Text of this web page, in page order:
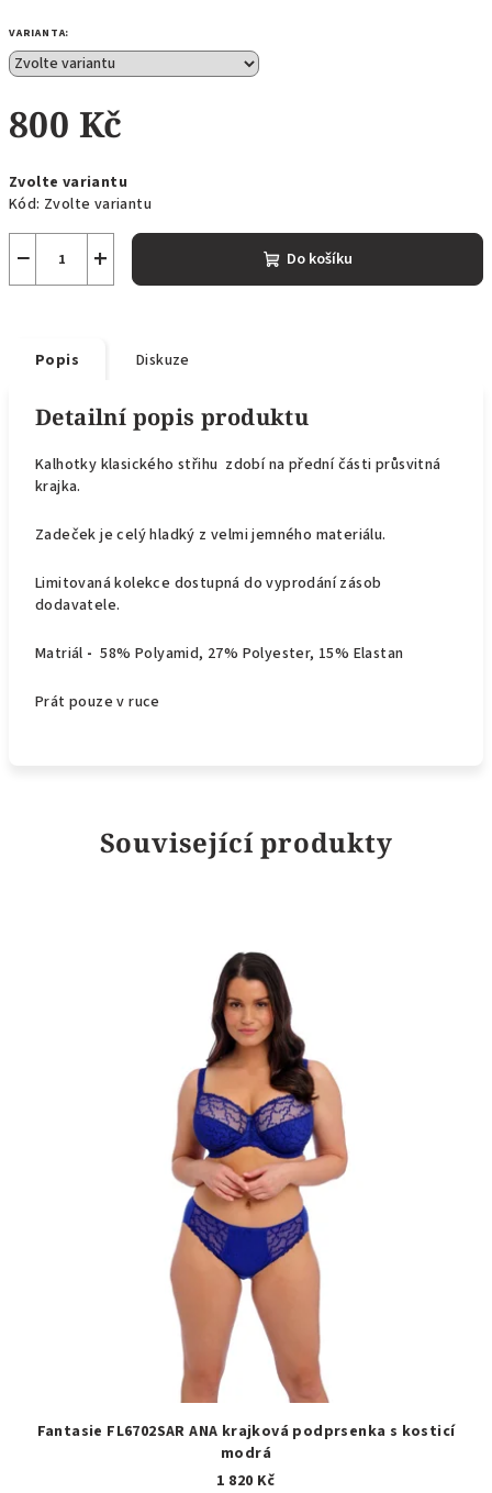
VARIANTA:
800 Kč
cena:
Zvolte variantu
Kód: Zvolte variantu
+
− Do košíku
Popis Diskuze
Detailní popis produktu
Kalhotky klasického střihu zdobí na přední části průsvitná
krajka.
Zadeček je celý hladký z velmi jemného materiálu.
Limitovaná kolekce dostupná do vyprodání zásob
dodavatele.
Matriál - 58% Polyamid, 27% Polyester, 15% Elastan
Prát pouze v ruce
Související produkty
Fantasie FL6702SAR ANA krajková podprsenka s kosticí
modrá
1 820 Kč